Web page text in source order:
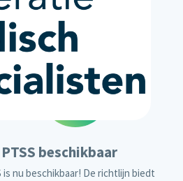
beschikbaar
is nu beschikbaar! De richtlijn biedt